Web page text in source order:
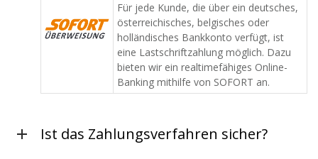
Für jede Kunde, die über ein deutsches,
österreichisches, belgisches oder
holländisches Bankkonto verfügt, ist
eine Lastschriftzahlung möglich. Dazu
bieten wir ein realtimefähiges Online-
Banking mithilfe von SOFORT an.
Ist das Zahlungsverfahren sicher?